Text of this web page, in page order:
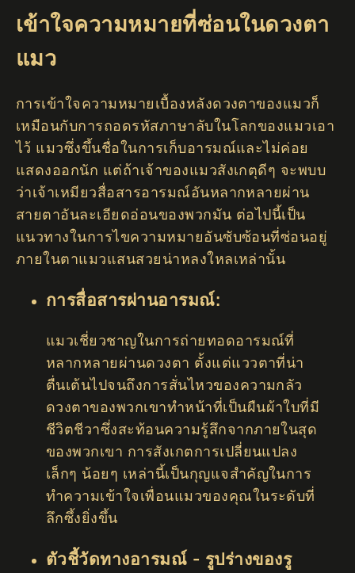
เข้าใจความหมายที่ซ่อนในดวงตา
แมว
การเข้าใจความหมายเบื้องหลังดวงตาของแมวก็
เหมือนกับการถอดรหัสภาษาลับในโลกของแมวเอา
ไว้ แมวซึ่งขึ้นชื่อในการเก็บอารมณ์และไม่ค่อย
แสดงออกนัก แต่ถ้าเจ้าของแมวสังเกตุดีๆ จะพบบ
ว่าเจ้าเหมียวสื่อสารอารมณ์อันหลากหลายผ่าน
สายตาอันละเอียดอ่อนของพวกมัน ต่อไปนี้เป็น
แนวทางในการไขความหมายอันซับซ้อนที่ซ่อนอยู่
ภายในตาแมวแสนสวยน่าหลงใหลเหล่านั้น
การสื่อสารผ่านอารมณ์:
แมวเชี่ยวชาญในการถ่ายทอดอารมณ์ที่
หลากหลายผ่านดวงตา ตั้งแต่แววตาที่น่า
ตื่นเต้นไปจนถึงการสั่นไหวของความกลัว
ดวงตาของพวกเขาทำหน้าที่เป็นผืนผ้าใบที่มี
ชีวิตชีวาซึ่งสะท้อนความรู้สึกจากภายในสุด
ของพวกเขา การสังเกตการเปลี่ยนแปลง
เล็กๆ น้อยๆ เหล่านี้เป็นกุญแจสำคัญในการ
ทำความเข้าใจเพื่อนแมวของคุณในระดับที่
ลึกซึ้งยิ่งขึ้น
ตัวชี้วัดทางอารมณ์ - รูปร่างของรู